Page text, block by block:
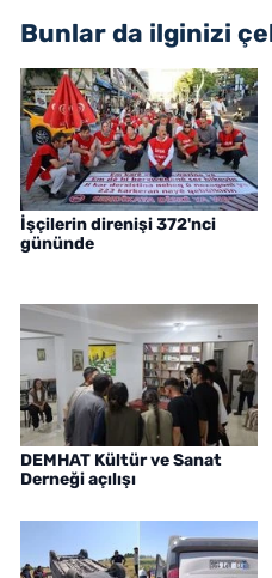
Bunlar da ilginizi
İşçilerin direnişi 372'nci
gününde
DEMHAT Kültür ve Sanat
Derneği açılışı